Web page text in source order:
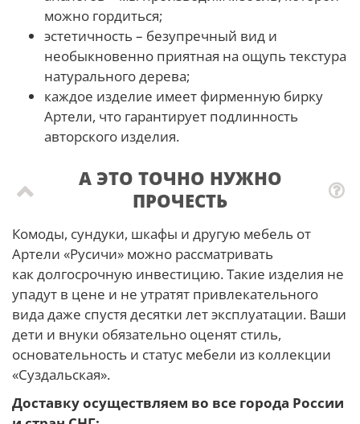
можно гордиться;
эстетичность – безупречный вид и
необыкновенно приятная на ощупь текстура
натурального дерева;
каждое изделие имеет фирменную бирку
Артели, что гарантирует подлинность
авторского изделия.
А ЭТО ТОЧНО НУЖНО
ПРОЧЕСТЬ
Комоды, сундуки, шкафы и другую мебель от
Артели «Русичи» можно рассматривать
как долгосрочную инвестицию. Такие изделия не
упадут в цене и не утратят привлекательного
вида даже спустя десятки лет эксплуатации. Ваши
дети и внуки обязательно оценят стиль,
основательность и статус мебели из коллекции
«Суздальская».
Доставку осуществляем во все города России